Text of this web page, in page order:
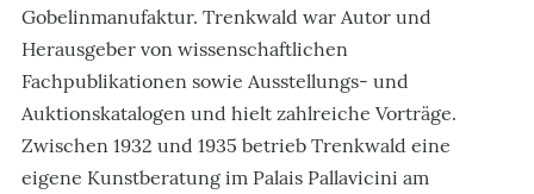
Gobelinmanufaktur. Trenkwald war Autor und
Herausgeber von wissenschaftlichen
Fachpublikationen sowie Ausstellungs- und
Auktionskatalogen und hielt zahlreiche Vorträge.
Zwischen 1932 und 1935 betrieb Trenkwald eine
eigene Kunstberatung im Palais Pallavicini am